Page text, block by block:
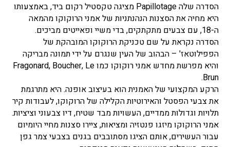
הסדרה שלה Papillotage מציגה טקסטיל רקום ביד, באמצעותו
היא מחיה את הסצנות הנהנתניות של אמני הרוקוקו מהמאה
ה-18, עם צבעים מתקתקים, בדי משיי ופאייטים מביכים.
הסדרה נקראת על שם טכניקת הרוקוקו המובהקת של
הפפילוטאז' – הבהוב של העין שנגרם על ידי תמונה מבריקה
והיא מפרשת מחדש אמני רוקוקו כמו Fragonard, Boucher, Le
Brun.
הרקע המקצועי של האמנית הוא בעיצוב אופנה. היא מתרגמת
את צבעי הפסטל והאירוטיות הקלילה של הרוקוקו, לעבודות קיר
תלויות וגדולות ממדיים, העשויות מבד שטיח, דיו צבעוני וציציות.
אמני הרוקוקו מיזגו פנטזיה ומציאות, ציירו סצנות מחיי היומיום
עבור העשירים, אותם הציגו מסתובבים בגנים בצבעי צמר גפן